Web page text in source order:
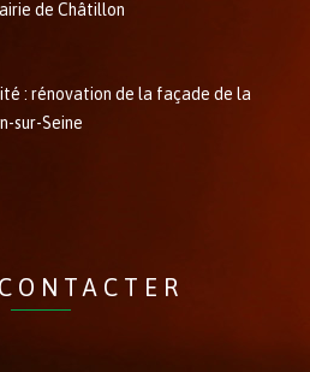
de Châtillon
: rénovation de la façade de la
sur-Seine